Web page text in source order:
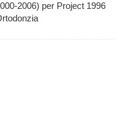
2006) per Project 1996